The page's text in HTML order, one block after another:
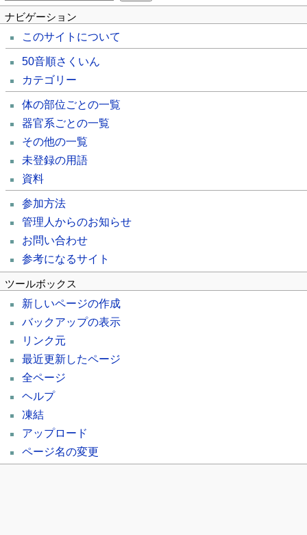
ナビゲーション
このサイトについて
50音順さくいん
カテゴリー
体の部位ごとの一覧
器官系ごとの一覧
その他の一覧
未登録の用語
資料
参加方法
管理人からのお知らせ
お問い合わせ
参考になるサイト
ツールボックス
新しいページの作成
バックアップの表示
リンク元
最近更新したページ
全ページ
ヘルプ
凍結
アップロード
ページ名の変更